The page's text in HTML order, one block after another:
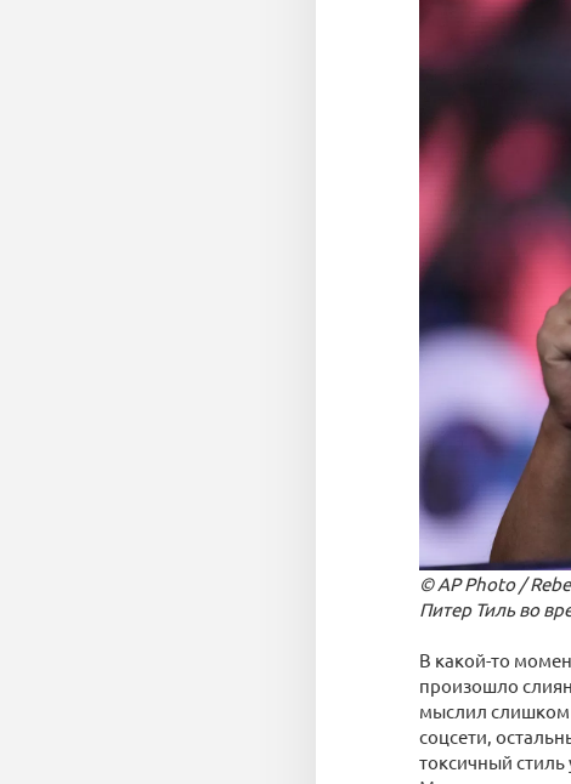
© AP Photo /
Питер Тиль во
В какой-то
произошло
мыслил слишком
соцсети,
токсичный стиль